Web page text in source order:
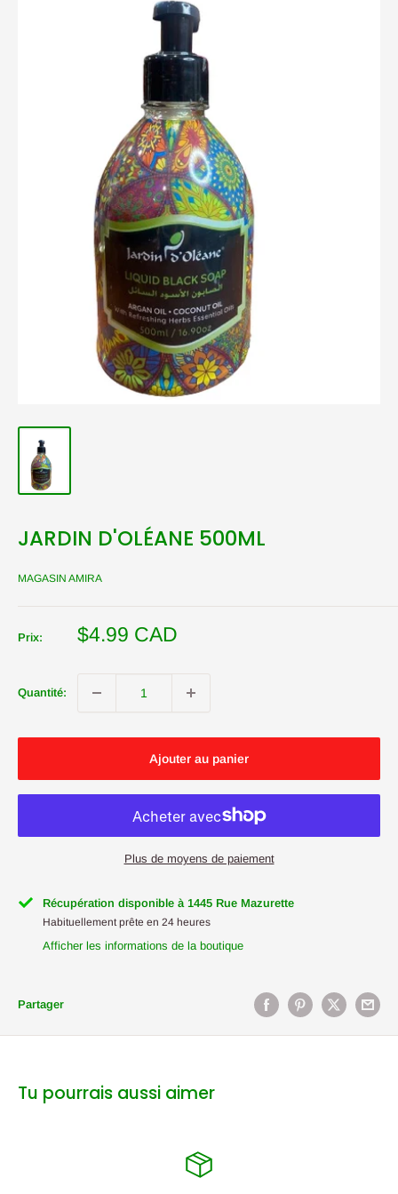
JARDIN D'OLÉANE 500ML
MAGASIN AMIRA
Prix:
Prix
$4.99 CAD
Quantité:
Ajouter au panier
Plus de moyens de paiement
Récupération disponible à 1445 Rue Mazurette
Habituellement prête en 24 heures
Afficher les informations de la boutique
Partager
Tu pourrais aussi aimer